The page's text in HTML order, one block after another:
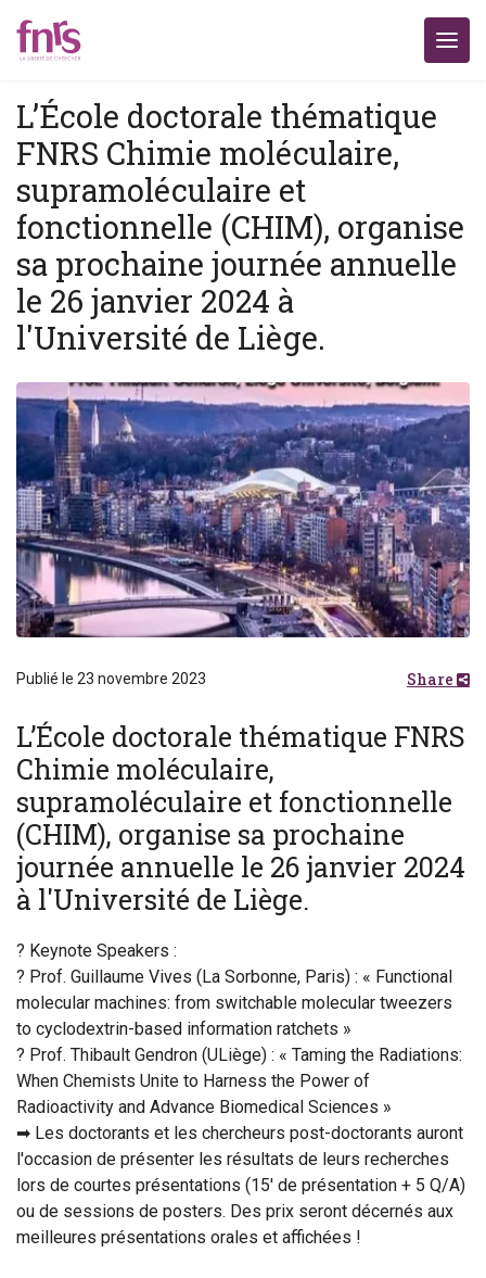
L’École doctorale thématique
FNRS Chimie moléculaire,
supramoléculaire et
fonctionnelle (CHIM), organise
sa prochaine journée annuelle
le 26 janvier 2024 à
l'Université de Liège.
Publié le 23 novembre 2023 Share
L’École doctorale thématique FNRS
Chimie moléculaire,
supramoléculaire et fonctionnelle
(CHIM), organise sa prochaine
journée annuelle le 26 janvier 2024
à l'Université de Liège.
? Keynote Speakers :
? Prof. Guillaume Vives (La Sorbonne, Paris) : « Functional
molecular machines: from switchable molecular tweezers
to cyclodextrin-based information ratchets »
? Prof. Thibault Gendron (ULiège) : « Taming the Radiations:
When Chemists Unite to Harness the Power of
Radioactivity and Advance Biomedical Sciences »
➡ Les doctorants et les chercheurs post-doctorants auront
l'occasion de présenter les résultats de leurs recherches
lors de courtes présentations (15' de présentation + 5 Q/A)
ou de sessions de posters. Des prix seront décernés aux
meilleures présentations orales et affichées !